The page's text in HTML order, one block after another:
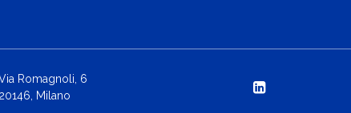
Romagnoli, 6
20146, Milano